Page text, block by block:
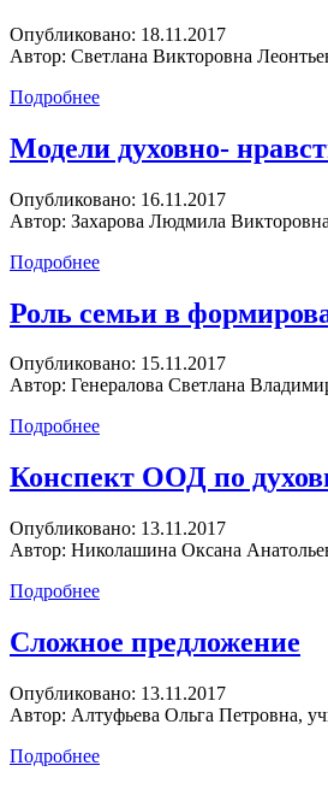
Опубликовано: 18.11.2017
Автор: Светлана Викторовна
Подробнее
Модели духовно-
Опубликовано: 16.11.2017
Автор: Захарова Людмила
Подробнее
Роль семьи в
Опубликовано: 15.11.2017
Автор: Генералова Светлана
Подробнее
Конспект ООД по
Опубликовано: 13.11.2017
Автор: Николашина Оксана
Подробнее
Сложное предложение
Опубликовано: 13.11.2017
Автор: Алтуфьева Ольга Петровна,
Подробнее